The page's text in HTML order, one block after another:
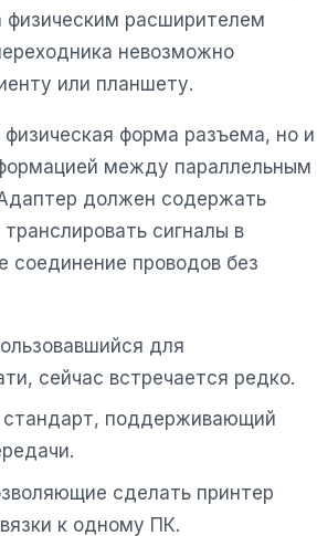
физическим расширителем
невозможно
или планшету.
форма разъема, но и
между параллельным
должен содержать
сигналы в
соединение проводов без
для
сейчас встречается редко.
поддерживающий
сделать принтер
к одному ПК.